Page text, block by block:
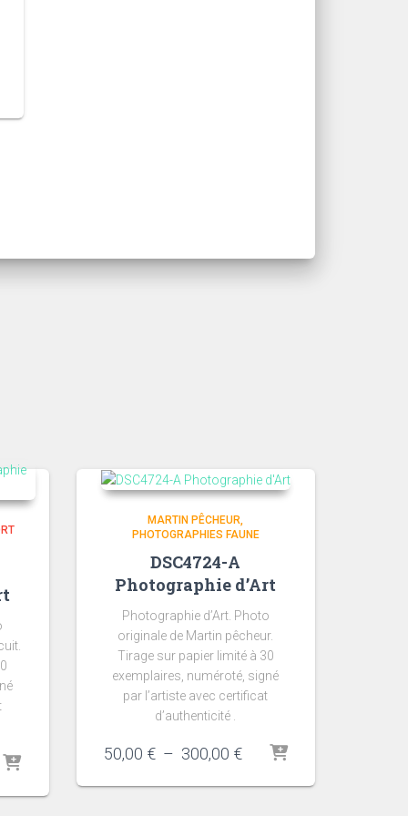
:
MARTIN PÊCHEUR
PHOTOGRAPHIES FAUNE
DSC4724-A
Photographie d’Art
Photographie d’Art. Photo
originale de Martin pêcheur.
Tirage sur papier limité à 30
exemplaires, numéroté, signé
par l’artiste avec certificat
d’authenticité .
50,00 € – 300,00 €Plage
prix :